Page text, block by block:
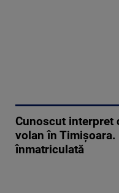
Cunoscut interpret
volan în
înmatriculată